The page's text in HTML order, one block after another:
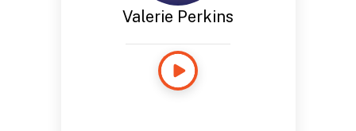
Valerie Perkins